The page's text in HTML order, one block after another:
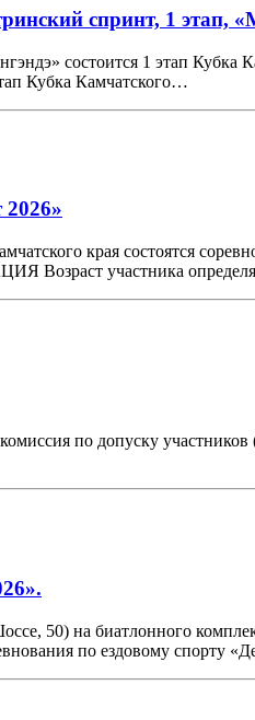
спринт, 1 этап,
состоится 1 этап Кубка
Кубка Камчатского…
края состоятся
Возраст участника
по допуску
50) на биатлонного
по ездовому спорту